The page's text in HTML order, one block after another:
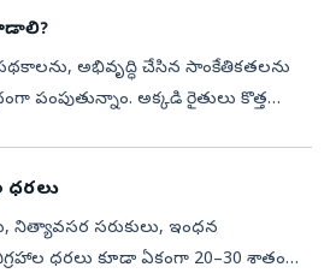
అభివృద్ధి చేసిన సాంకేతికతలను
పంపుతున్నాం. అక్కడి రైతులు కొత్త
ధరలు
సరుకులు, ఇంధన
ధరలు కూడా ఏకంగా 20–30 శాతం